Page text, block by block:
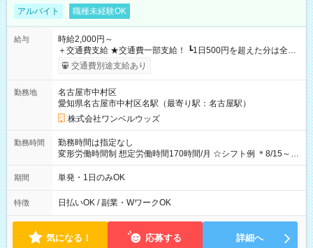
アルバイト 職種未経験OK
給与
時給2,000円～
＋交通費支給 ★交通費一部支給！ ┗1日500円を超えた分は全額
支給！ ※往復500円以内の方は自己負担となります ★日払い
OK！（規定あり） ┗働いたその日に現金GET♪ お仕事後はコン
期間なし
交通費別途支給あり
勤務地
名古屋市中村区
愛知県名古屋市中村区名駅（最寄り駅：名古屋駅）
株式会社ワンベルウッズ
勤務時間
勤務時間は指定なし
変形労働時間制 想定労働時間170時間/月 ☆シフト例 ＊8/15～
10/26 全日共通 08：00～12：00 17：00～21：00 ＊8/31
～9/19のみ下記シフトもあります！ 12：00～16：00 ＊9/6～
00
期間 単発・1日のみOK
特徴 日払いOK / 副業・WワークOK
気になる！ 応募する 詳細へ